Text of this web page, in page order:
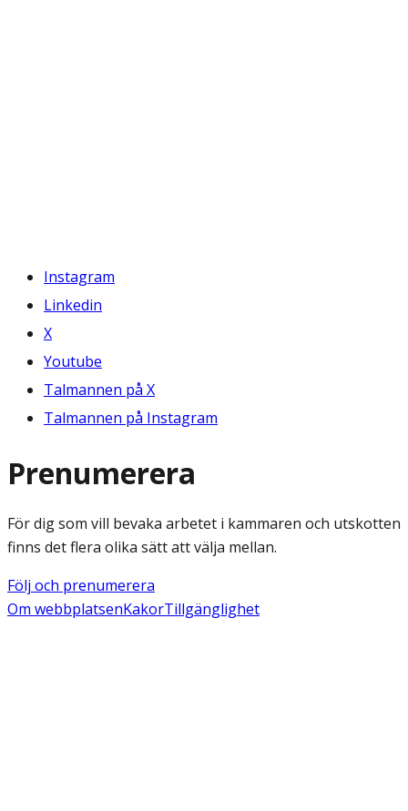
Instagram
Linkedin
X
Youtube
Talmannen på X
Talmannen på Instagram
Prenumerera
För dig som vill bevaka arbetet i kammaren och utskotten
finns det flera olika sätt att välja mellan.
Följ och prenumerera
Om webbplatsenKakorTillgänglighet